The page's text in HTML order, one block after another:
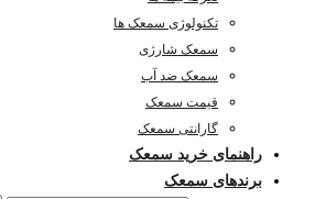
تکنولوژی سمعک ها
سمعک شارژی
سمعک ضد آب
قیمت سمعک
گارانتی سمعک
راهنمای خرید سمعک
برندهای سمعک